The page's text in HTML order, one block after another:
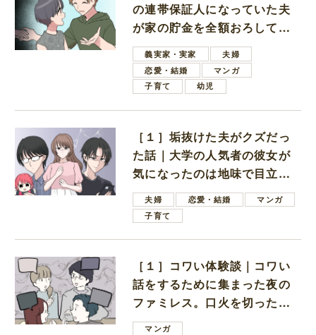
の連帯保証人になっていた夫
が家の貯金を全額おろしてほ
しいと言ってきた
義実家・実家
夫婦
恋愛・結婚
マンガ
子育て
幼児
［１］垢抜けた夫がクズだっ
た話｜大学の人気者の彼女が
気になったのは地味で目立た
ない男子学生
夫婦 恋愛・結婚
マンガ
子育て
［１］コワい体験談｜コワい
話をするために集まった夜の
ファミレス。口火を切ったの
は電車好きの男の子ママ
マンガ